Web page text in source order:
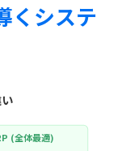
くシステ
(全体最適)